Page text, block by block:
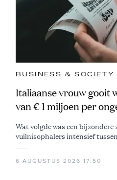
BUSINESS & SOCIETY
Italiaanse vrouw gooit
van € 1 miljoen per
Wat volgde was een
vuilnisophalers intensief
6 AUGUSTUS 2026 17:50